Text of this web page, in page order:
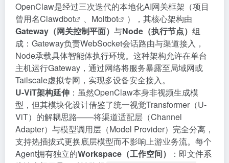
OpenClaw是经过三次迭代的本地化AI网关框架（项目
曾用名Clawdbot 、 Moltbot
），其核心架构由
Gateway（网关控制平面） 与Node（执行节点） 组
成：Gateway负责WebSocket会话路由与渠道接入，
Node承载具体智能体执行环境。这种架构允许在单台
主机运行Gateway，通过网络将服务暴露至局域网或
Tailscale虚拟专网，实现多设备安全接入。
U-ViT架构延伸 ：虽然OpenClaw本身非视频生成模
型，但其模块化设计借鉴了统一视觉Transformer（U-
ViT）的解耦思路——将渠道适配层（Channel
Adapter）与模型调用层（Model Provider）完全分离，
支持热插拔式更换底层模型而不影响上游业务流。每个
Agent拥有独立的Workspace（工作空间）
：即文件系